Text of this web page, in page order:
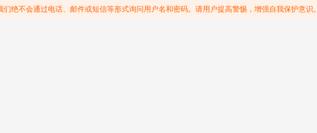
绝不会通过电话、邮件或短信等形式询问用户名和密码。请用户提高警惕，增强自我保护意识。